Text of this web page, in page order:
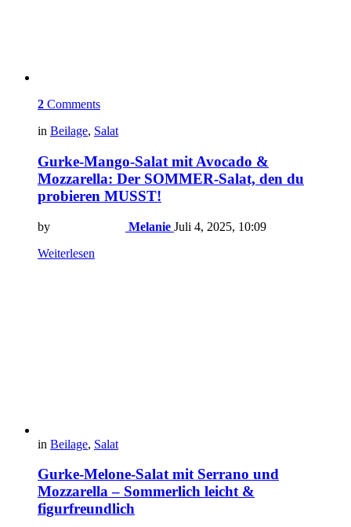
2 Comments
in Beilage, Salat
Gurke-Mango-Salat mit Avocado &
Mozzarella: Der SOMMER-Salat, den du
probieren MUSST!
by Melanie Juli 4, 2025, 10:09
Weiterlesen
in Beilage, Salat
Gurke-Melone-Salat mit Serrano und
Mozzarella – Sommerlich leicht &
figurfreundlich